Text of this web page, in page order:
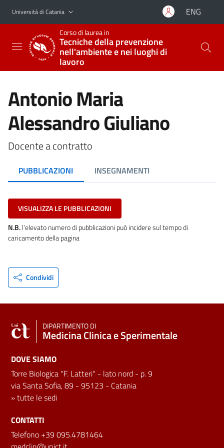
Vai al contenuto principale
Vai al menu di navigazione
Università di Catania ENG
Corso di laurea in
Tecniche della prevenzione
nell'ambiente e nei luoghi di
lavoro
Antonio Maria
Alessandro Giuliano
Docente a contratto
PUBBLICAZIONI INSEGNAMENTI
VISUALIZZA LE PUBBLICAZIONI
N.B.l'elevato numero di pubblicazioni può incidere sul tempo di
caricamento della pagina
Condividi
DIPARTIMENTO DI
Medicina Clinica e Sperimentale
DOVE SIAMO
Torre Biologica "F. Latteri" - lato nord - p. 9
via Santa Sofia, 89 - 95123 - Catania
»tutte le sedi
CONTATTI
Telefono +39 095.4781464